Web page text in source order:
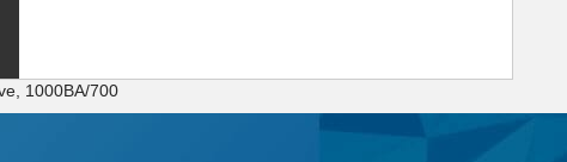
1000ВА/700